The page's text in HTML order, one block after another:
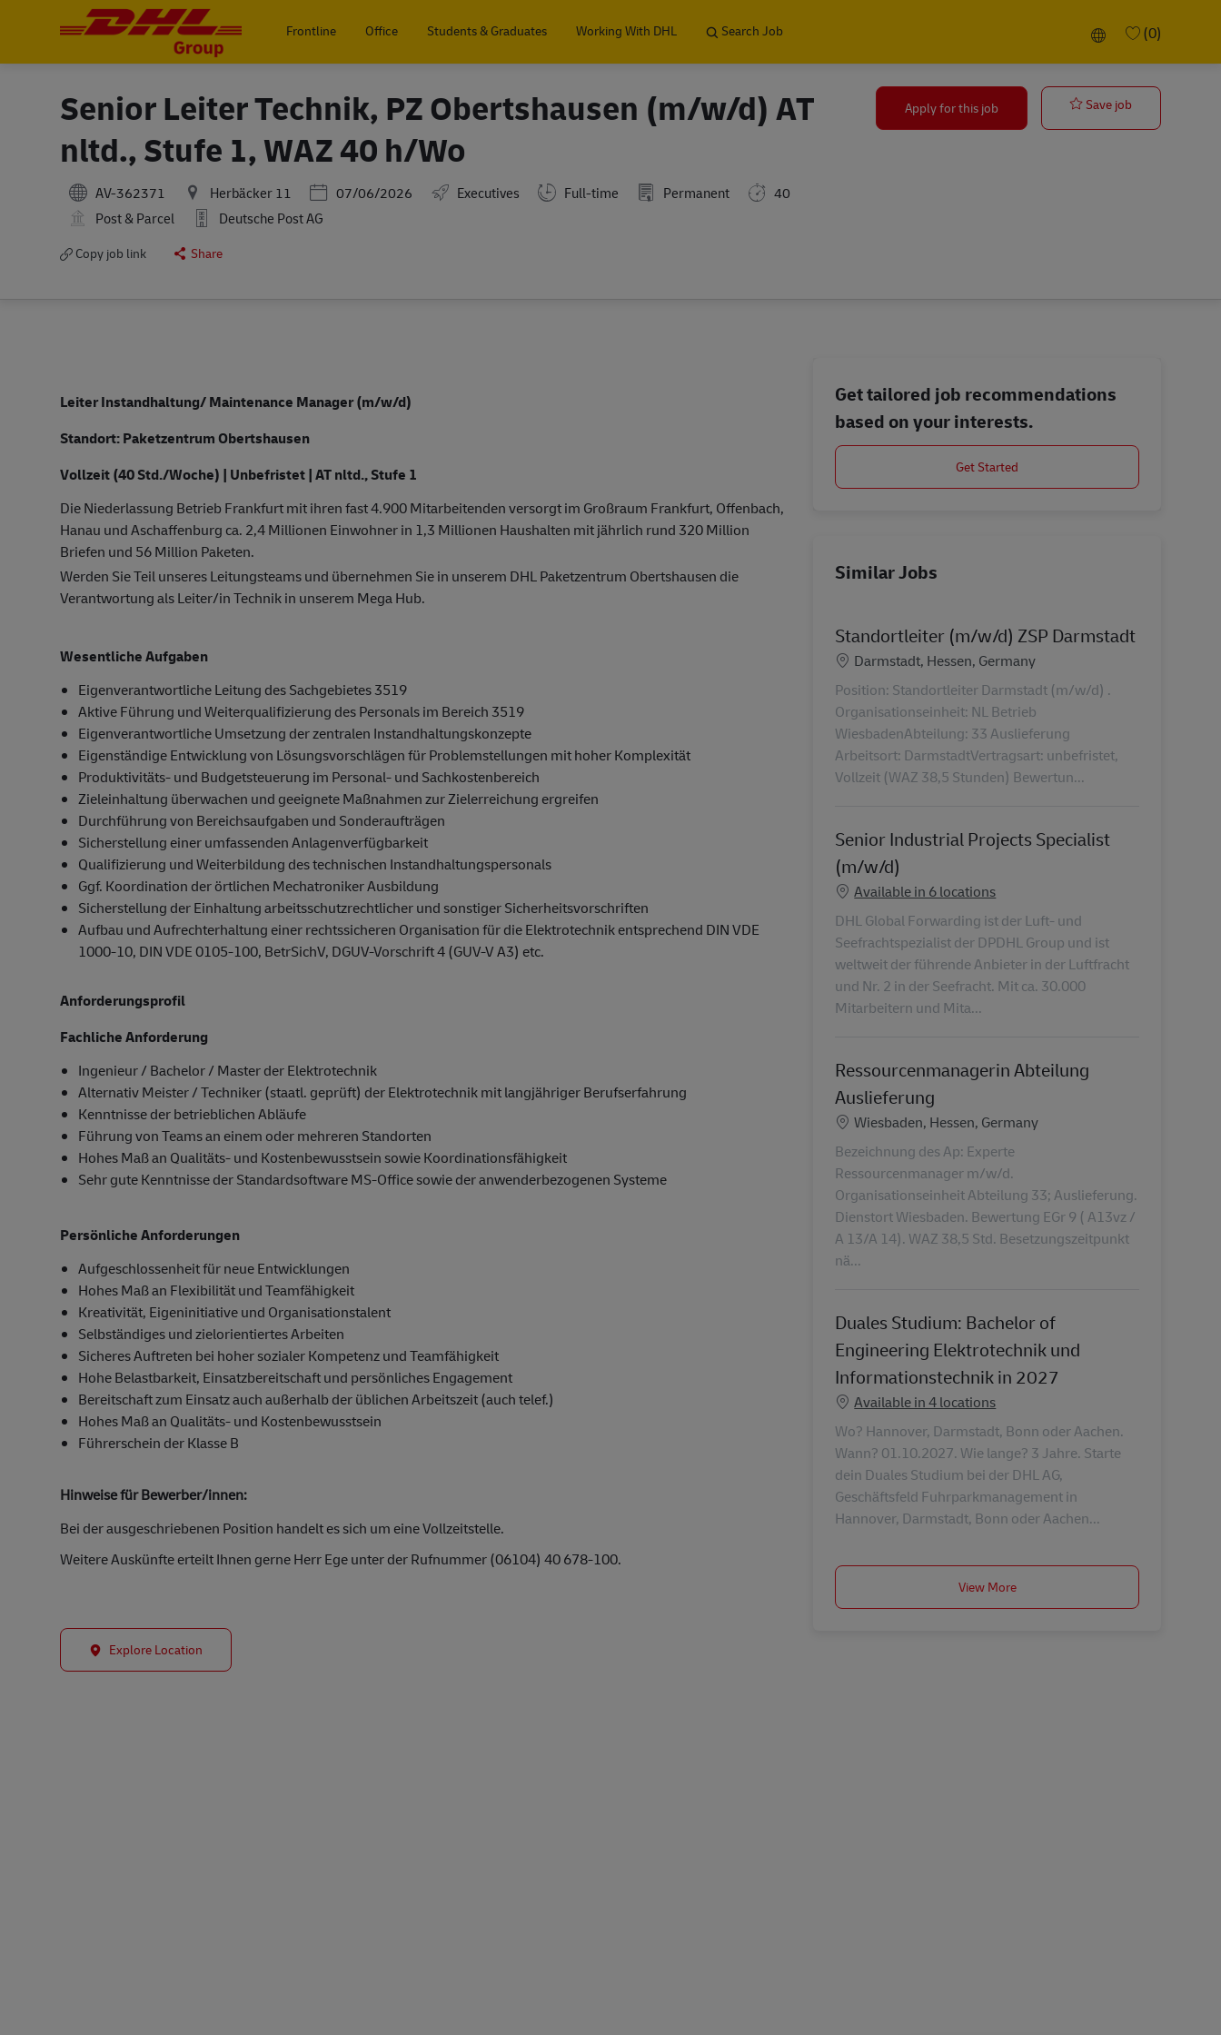
Frontline
Office Students & Graduates Working With DHL Search Job Language selected
(0)
Senior Leiter Technik, PZ Obertshausen (m/w/d) AT
nltd., Stufe 1, WAZ 40 h/Wo
AV-362371 Herbäcker 11 Posted Date
07/06/2026 Executives Full-time Permanent
40
Post & Parcel
Deutsche Post AG
Copy job link Share
Apply for this job Save job
Leiter Instandhaltung/ Maintenance Manager (m/w/d)
Standort: Paketzentrum Obertshausen
Vollzeit (40 Std./Woche) | Unbefristet | AT nltd., Stufe 1
Die Niederlassung Betrieb Frankfurt mit ihren fast 4.900 Mitarbeitenden versorgt im Großraum Frankfurt, Offenbach,
Hanau und Aschaffenburg ca. 2,4 Millionen Einwohner in 1,3 Millionen Haushalten mit jährlich rund 320 Million
Briefen und 56 Million Paketen.
Werden Sie Teil unseres Leitungsteams und übernehmen Sie in unserem DHL Paketzentrum Obertshausen die
Verantwortung als Leiter/in Technik in unserem Mega Hub.
Wesentliche Aufgaben
Eigenverantwortliche Leitung des Sachgebietes 3519
Aktive Führung und Weiterqualifizierung des Personals im Bereich 3519
Eigenverantwortliche Umsetzung der zentralen Instandhaltungskonzepte
Eigenständige Entwicklung von Lösungsvorschlägen für Problemstellungen mit hoher Komplexität
Produktivitäts- und Budgetsteuerung im Personal- und Sachkostenbereich
Zieleinhaltung überwachen und geeignete Maßnahmen zur Zielerreichung ergreifen
Durchführung von Bereichsaufgaben und Sonderaufträgen
Sicherstellung einer umfassenden Anlagenverfügbarkeit
Qualifizierung und Weiterbildung des technischen Instandhaltungspersonals
Ggf. Koordination der örtlichen Mechatroniker Ausbildung
Sicherstellung der Einhaltung arbeitsschutzrechtlicher und sonstiger Sicherheitsvorschriften
Aufbau und Aufrechterhaltung einer rechtssicheren Organisation für die Elektrotechnik entsprechend DIN VDE
1000-10, DIN VDE 0105-100, BetrSichV, DGUV-Vorschrift 4 (GUV-V A3) etc.
Anforderungsprofil
Fachliche Anforderung
Ingenieur / Bachelor / Master der Elektrotechnik
Alternativ Meister / Techniker (staatl. geprüft) der Elektrotechnik mit langjähriger Berufserfahrung
Kenntnisse der betrieblichen Abläufe
Führung von Teams an einem oder mehreren Standorten
Hohes Maß an Qualitäts- und Kostenbewusstsein sowie Koordinationsfähigkeit
Sehr gute Kenntnisse der Standardsoftware MS-Office sowie der anwenderbezogenen Systeme
Persönliche Anforderungen
Aufgeschlossenheit für neue Entwicklungen
Hohes Maß an Flexibilität und Teamfähigkeit
Kreativität, Eigeninitiative und Organisationstalent
Selbständiges und zielorientiertes Arbeiten
Sicheres Auftreten bei hoher sozialer Kompetenz und Teamfähigkeit
Hohe Belastbarkeit, Einsatzbereitschaft und persönliches Engagement
Bereitschaft zum Einsatz auch außerhalb der üblichen Arbeitszeit (auch telef.)
Hohes Maß an Qualitäts- und Kostenbewusstsein
Führerschein der Klasse B
Hinweise für Bewerber/innen:
Bei der ausgeschriebenen Position handelt es sich um eine Vollzeitstelle.
Weitere Auskünfte erteilt Ihnen gerne Herr Ege unter der Rufnummer (06104) 40 678-100.
Explore Location
Get tailored job recommendations
based on your interests.
Get Started
Similar Jobs
Standortleiter (m/w/d) ZSP Darmstadt
Location
Darmstadt, Hessen, Germany
Position: Standortleiter Darmstadt (m/w/d) .
Organisationseinheit: NL Betrieb
WiesbadenAbteilung: 33 Auslieferung
Arbeitsort: DarmstadtVertragsart: unbefristet,
Vollzeit (WAZ 38,5 Stunden) Bewertun...
Senior Industrial Projects Specialist
(m/w/d)
Available in 6 locations
DHL Global Forwarding ist der Luft- und
Seefrachtspezialist der DPDHL Group und ist
weltweit der führende Anbieter in der Luftfracht
und Nr. 2 in der Seefracht. Mit ca. 30.000
Mitarbeitern und Mita...
Ressourcenmanagerin Abteilung
Auslieferung
Location
Wiesbaden, Hessen, Germany
Bezeichnung des Ap: Experte
Ressourcenmanager m/w/d.
Organisationseinheit Abteilung 33; Auslieferung.
Dienstort Wiesbaden. Bewertung EGr 9 ( A13vz /
A 13/A 14). WAZ 38,5 Std. Besetzungszeitpunkt
nä...
Duales Studium: Bachelor of
Engineering Elektrotechnik und
Informationstechnik in 2027
Available in 4 locations
Wo? Hannover, Darmstadt, Bonn oder Aachen.
Wann? 01.10.2027. Wie lange? 3 Jahre. Starte
dein Duales Studium bei der DHL AG,
Geschäftsfeld Fuhrparkmanagement in
Hannover, Darmstadt, Bonn oder Aachen...
View More